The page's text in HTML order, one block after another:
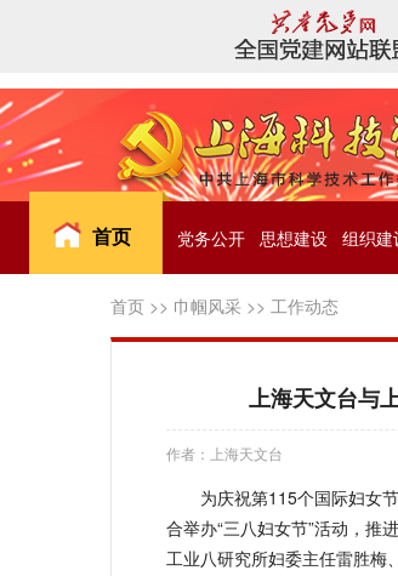
首页 党务公开 思想建设 组织建
首页 >> 巾帼风采 >> 工作动态
上海天文台与
作者：上海天文台
为庆祝第115个国际妇女
合举办“三八妇女节”活动，推
工业八研究所妇委主任雷胜梅